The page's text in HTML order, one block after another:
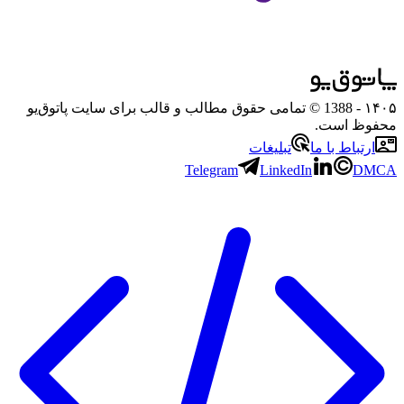
۱۴۰۵
- 1388 © تمامی حقوق مطالب و قالب برای سایت پاتوق‌یو
محفوظ است.
ارتباط با ما
تبلیغات
Telegram
LinkedIn DMCA